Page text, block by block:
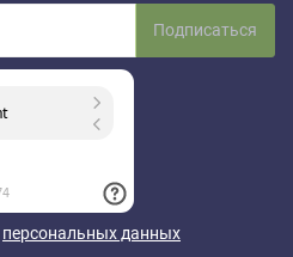
Подписаться
персональных данных